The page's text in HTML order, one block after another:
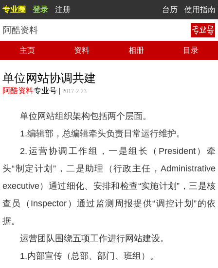
专业圈 登录 注册 台历 使用指南
阿酷资料
主页 资料 相册 目录
单位网站协调共建
阿酷资料专业号 | 2017-2-23
单位网站组织架构包括两个层面。
1.编辑部，总编辑牵头负责日常运行维护。
2. 运营协调工作组，一是组长（President）牵
头“制定计划”，二是助理（行政主任，Administrative
executive）通过细化、安排和检查“实施计划”，三是核
查员（Inspector）通过监测周报提供“调控计划”的依
据。
运营团队围绕五项工作进行网站建设。
1.内部宣传（总部、部门、班组）。